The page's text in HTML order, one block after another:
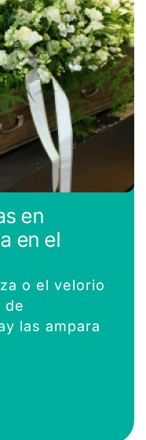
en
en el
o el velorio
de
las ampara